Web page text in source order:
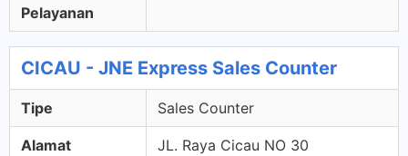
Pelayanan
CICAU - JNE Express Sales Counter
Tipe Sales Counter
Alamat
JL. Raya Cicau NO 30